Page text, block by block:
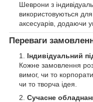
Шеврони з
використовуються для
аксесуарів, додаючи
Переваги
Індивідуальний
Кожне замовлення
вимог, чи то
чи то творча ідея.
Сучасне